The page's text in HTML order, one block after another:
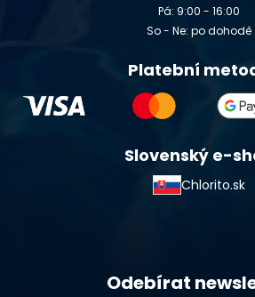
Pá: 9:00 - 16:00
So - Ne: po dohodě
Platební
Slovenský e-
Chlorito.sk
Odebírat